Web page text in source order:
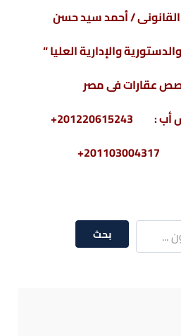
/ أحمد سيد حسن
والإدارية العليا “
عقارات فى مصر
بحث